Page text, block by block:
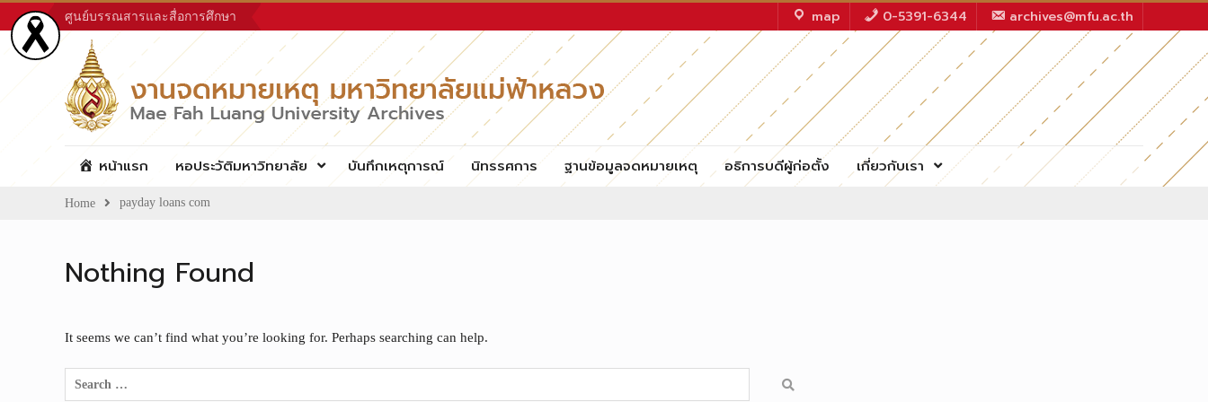
to
content
ศูนย์บรรณสารและสื่อการศึกษา map 0-5391-6344 archives@mfu.ac.th
หน้าแรก หอประวัติมหาวิทยาลัย บันทึกเหตุการณ์ นิทรรศการ ฐานข้อมูลจดหมายเหตุ อธิการบดีผู้ก่อตั้ง เกี่ยวกับเรา
Home payday loans com
Nothing Found
It seems we can’t find what you’re looking for. Perhaps searching can help.
Search
for: